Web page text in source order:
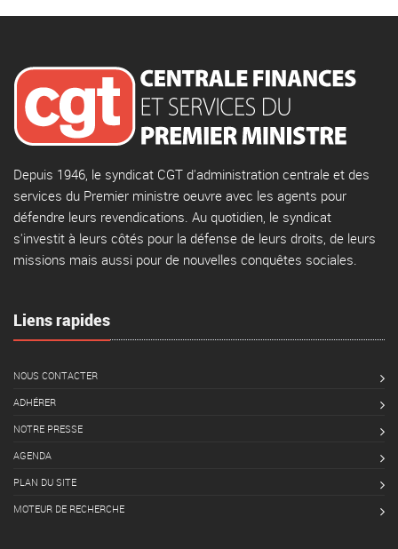
Depuis 1946, le syndicat CGT d'administration centrale et des
services du Premier ministre oeuvre avec les agents pour
défendre leurs revendications. Au quotidien, le syndicat
s'investit à leurs côtés pour la défense de leurs droits, de leurs
missions mais aussi pour de nouvelles conquêtes sociales.
Liens rapides
NOUS CONTACTER
ADHÉRER
NOTRE PRESSE
AGENDA
PLAN DU SITE
MOTEUR DE RECHERCHE